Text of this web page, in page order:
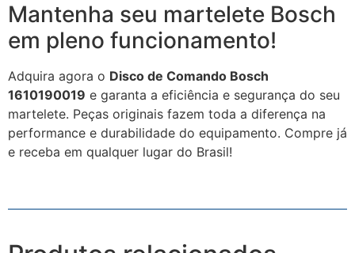
Mantenha seu martelete Bosch
em pleno funcionamento!
Adquira agora o Disco de Comando Bosch
1610190019 e garanta a eficiência e segurança do seu
martelete. Peças originais fazem toda a diferença na
performance e durabilidade do equipamento. Compre já
e receba em qualquer lugar do Brasil!